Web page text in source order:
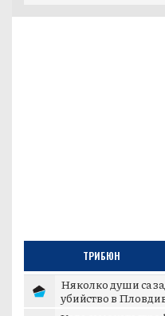
ТРИБЮН
Няколко души са
убийство в